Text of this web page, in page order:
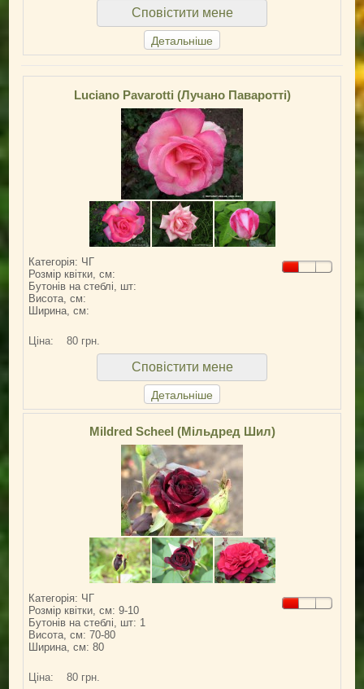
Сповістити мене
Детальніше
Luciano Pavarotti (Лучано Паваротті)
Категорія: ЧГ
Розмір квітки, см:
Бутонів на стеблі, шт:
Висота, см:
Ширина, см:
Ціна: 80 грн.
Сповістити мене
Детальніше
Mildred Scheel (Мільдред Шил)
Категорія: ЧГ
Розмір квітки, см: 9-10
Бутонів на стеблі, шт: 1
Висота, см: 70-80
Ширина, см: 80
Ціна: 80 грн.